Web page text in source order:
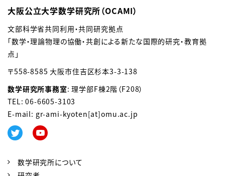
大阪公立大学数学研究所（OCAMI）
文部科学省共同利用・共同研究拠点
「数学・理論物理の協働・共創による新たな国際的研究・教育拠
点」
〒558-8585 大阪市住吉区杉本3-3-138
数学研究所事務室: 理学部F棟2階（F208）
TEL: 06-6605-3103
E-mail: gr-ami-kyoten[at]omu.ac.jp
数学研究所について